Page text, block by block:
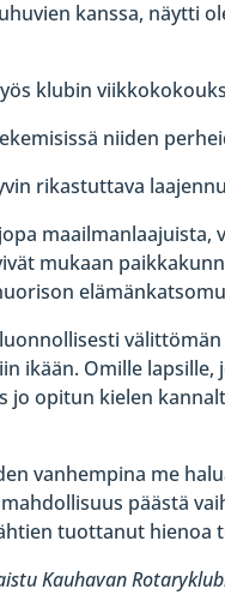
kanssa, näytti
klubin
niiden
rikastuttava
mukaan
ikään. Omille
jo opitun kielen
vanhempina me
päästä
tuottanut hienoa
Kauhavan